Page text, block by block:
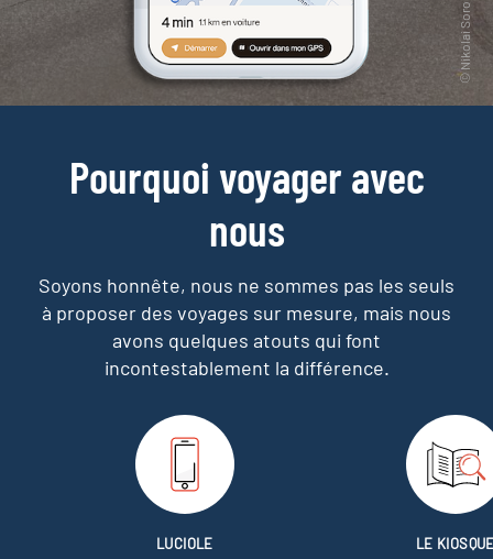
Pourquoi voyager avec
nous
Soyons honnête, nous ne sommes pas les seuls
à proposer des voyages sur mesure, mais nous
avons quelques atouts qui font
incontestablement la différence.
LUCIOLE
LE